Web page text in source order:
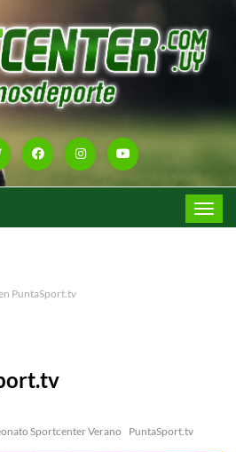
Toggle
PuntaSport.tv
Sportcenter Verano PuntaSport.tv